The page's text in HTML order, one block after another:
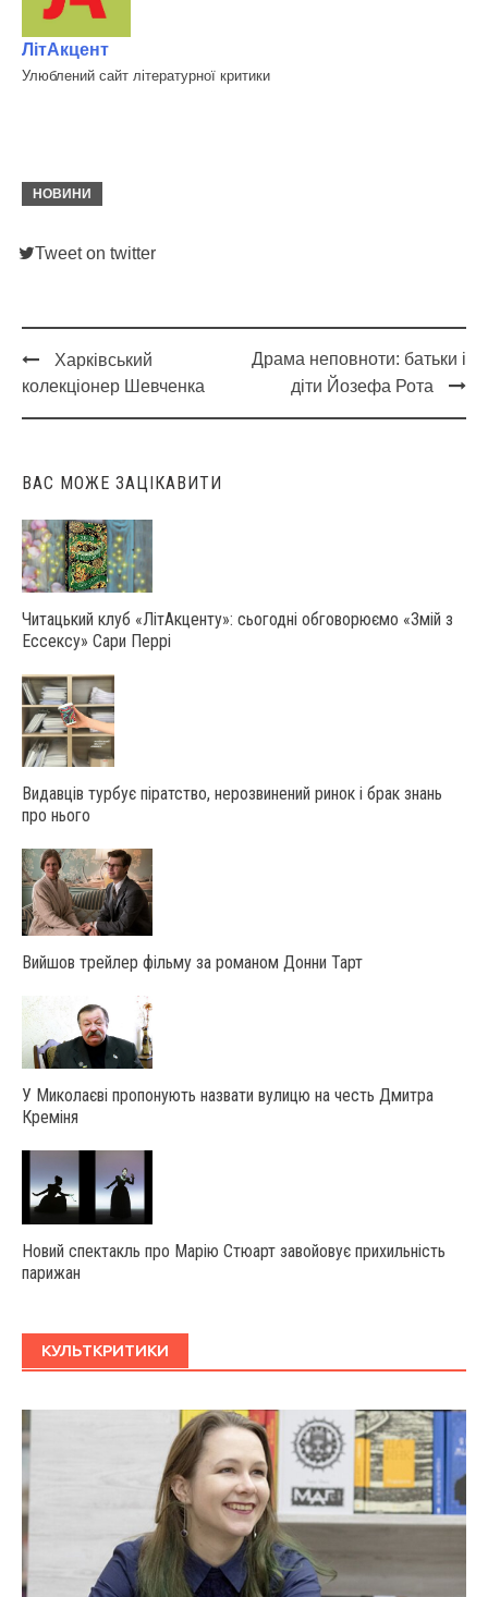
ЛітАкцент
Улюблений сайт літературної критики
НОВИНИ
Tweet on twitter
Post
navigation
Харківський
колекціонер Шевченка
Драма неповноти: батьки і
діти Йозефа Рота
ВАС МОЖЕ ЗАЦІКАВИТИ
Читацький клуб «ЛітАкценту»: сьогодні обговорюємо «Змій з
Ессексу» Сари Перрі
Видавців турбує піратство, нерозвинений ринок і брак знань
про нього
Вийшов трейлер фільму за романом Донни Тарт
У Миколаєві пропонують назвати вулицю на честь Дмитра
Креміня
Новий спектакль про Марію Стюарт завойовує прихильність
парижан
КУЛЬТКРИТИКИ